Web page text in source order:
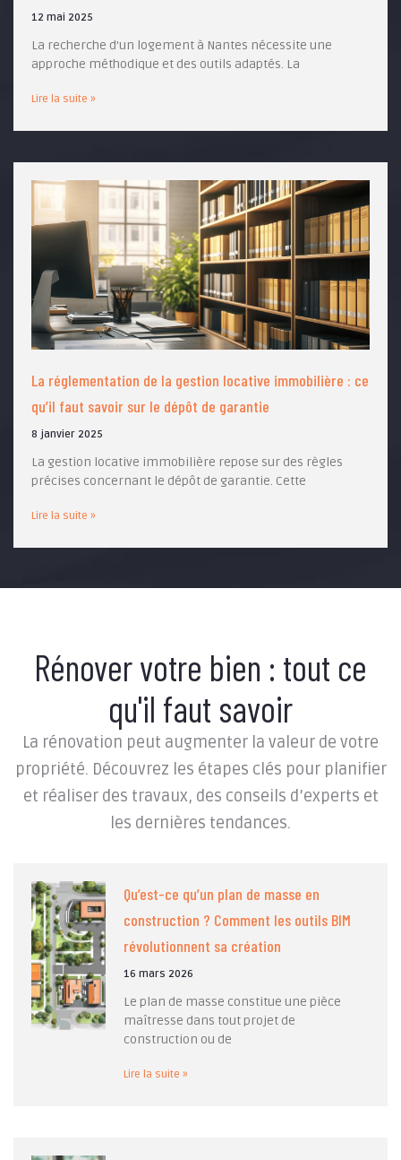
12 mai 2025
La recherche d’un logement à Nantes nécessite une
approche méthodique et des outils adaptés. La
Lire la suite »
La réglementation de la gestion locative immobilière : ce
qu’il faut savoir sur le dépôt de garantie
8 janvier 2025
La gestion locative immobilière repose sur des règles
précises concernant le dépôt de garantie. Cette
Lire la suite »
Rénover votre bien : tout ce
qu'il faut savoir
La rénovation peut augmenter la valeur de votre
propriété. Découvrez les étapes clés pour planifier
et réaliser des travaux, des conseils d’experts et
les dernières tendances.
Qu’est-ce qu’un plan de masse en
construction ? Comment les outils BIM
révolutionnent sa création
16 mars 2026
Le plan de masse constitue une pièce
maîtresse dans tout projet de
construction ou de
Lire la suite »